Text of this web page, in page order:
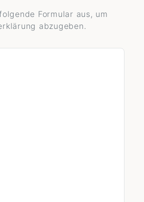
Formular aus, um
abzugeben.